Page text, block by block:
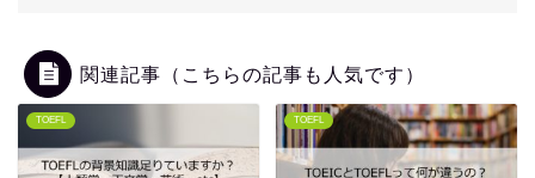
関連記事（こちらの記事も人気です）
TOEFL TOEFL